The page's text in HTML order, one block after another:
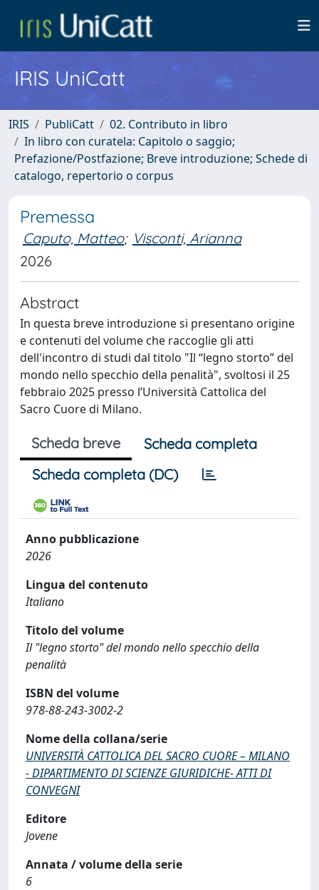
IRIS UniCatt
IRIS PubliCatt
02. Contributo in libro
In libro con curatela: Capitolo o saggio;
Prefazione/Postfazione; Breve introduzione; Schede di
catalogo, repertorio o corpus
Premessa
Caputo, Matteo; Visconti, Arianna
2026
Abstract
In questa breve introduzione si presentano origine
e contenuti del volume che raccoglie gli atti
dell'incontro di studi dal titolo "Il “legno storto” del
mondo nello specchio della penalità", svoltosi il 25
febbraio 2025 presso l’Università Cattolica del
Sacro Cuore di Milano.
Scheda breve
Scheda completa
Scheda completa (DC)
Anno pubblicazione
2026
Lingua del contenuto
Italiano
Titolo del volume
Il "legno storto" del mondo nello specchio della
penalità
ISBN del volume
978-88-243-3002-2
Nome della collana/serie
UNIVERSITÀ CATTOLICA DEL SACRO CUORE – MILANO
- DIPARTIMENTO DI SCIENZE GIURIDICHE- ATTI DI
CONVEGNI
Editore
Jovene
Annata / volume della serie
6